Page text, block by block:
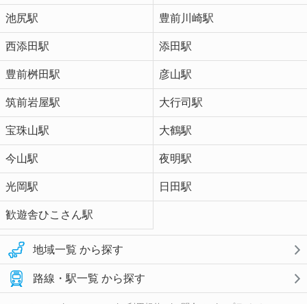
池尻駅 豊前川崎駅
西添田駅 添田駅
豊前桝田駅 彦山駅
筑前岩屋駅 大行司駅
宝珠山駅 大鶴駅
今山駅 夜明駅
光岡駅 日田駅
歓遊舎ひこさん駅
地域一覧 から探す
路線・駅一覧 から探す